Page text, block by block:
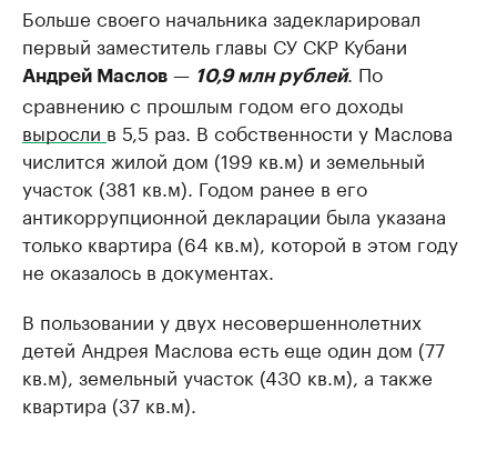
Больше своего начальника задекларировал
первый заместитель главы СУ СКР Кубани
Андрей Маслов — 10,9 млн рублей. По
сравнению с прошлым годом его доходы
выросли в 5,5 раз. В собственности у Маслова
числится жилой дом (199 кв.м) и земельный
участок (381 кв.м). Годом ранее в его
антикоррупционной декларации была указана
только квартира (64 кв.м), которой в этом году
не оказалось в документах.
В пользовании у двух несовершеннолетних
детей Андрея Маслова есть еще один дом (77
кв.м), земельный участок (430 кв.м), а также
квартира (37 кв.м).